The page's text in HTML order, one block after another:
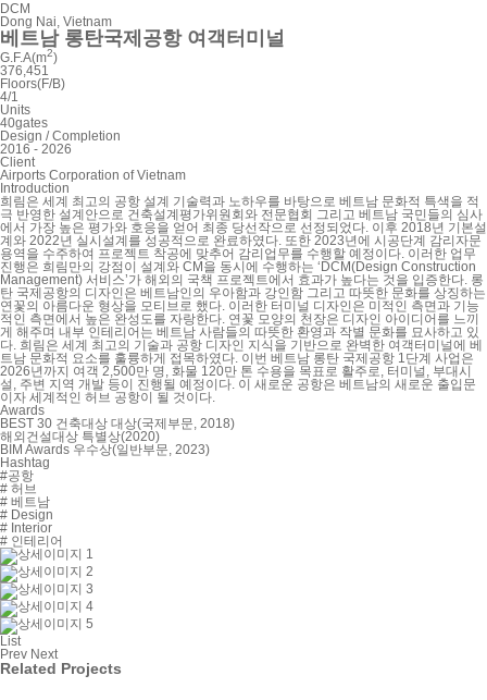
DCM
Dong Nai, Vietnam
베트남 롱탄국제공항 여객터미널
G.F.A(m2)
376,451
Floors(F/B)
4/1
Units
40gates
Design / Completion
2016 - 2026
Client
Airports Corporation of Vietnam
Introduction
희림은 세계 최고의 공항 설계 기술력과 노하우를 바탕으로 베트남 문화적 특색을 적
극 반영한 설계안으로 건축설계평가위원회와 전문협회 그리고 베트남 국민들의 심사
에서 가장 높은 평가와 호응을 얻어 최종 당선작으로 선정되었다. 이후 2018년 기본설
계와 2022년 실시설계를 성공적으로 완료하였다. 또한 2023년에 시공단계 감리자문
용역을 수주하여 프로젝트 착공에 맞추어 감리업무를 수행할 예정이다. 이러한 업무
진행은 희림만의 강점이 설계와 CM을 동시에 수행하는 ‘DCM(Design Construction
Management) 서비스’가 해외의 국책 프로젝트에서 효과가 높다는 것을 입증한다. 롱
탄 국제공항의 디자인은 베트남인의 우아함과 강인함 그리고 따뜻한 문화를 상징하는
연꽃의 아름다운 형상을 모티브로 했다. 이러한 터미널 디자인은 미적인 측면과 기능
적인 측면에서 높은 완성도를 자랑한다. 연꽃 모양의 천장은 디자인 아이디어를 느끼
게 해주며 내부 인테리어는 베트남 사람들의 따뜻한 환영과 작별 문화를 묘사하고 있
다. 희림은 세계 최고의 기술과 공항 디자인 지식을 기반으로 완벽한 여객터미널에 베
트남 문화적 요소를 훌륭하게 접목하였다. 이번 베트남 롱탄 국제공항 1단계 사업은
2026년까지 여객 2,500만 명, 화물 120만 톤 수용을 목표로 활주로, 터미널, 부대시
설, 주변 지역 개발 등이 진행될 예정이다. 이 새로운 공항은 베트남의 새로운 출입문
이자 세계적인 허브 공항이 될 것이다.
Awards
BEST 30 건축대상 대상(국제부문, 2018)
해외건설대상 특별상(2020)
BIM Awards 우수상(일반부문, 2023)
Hashtag
#공항
# 허브
# 베트남
# Design
# Interior
# 인테리어
List
Prev Next
Related Projects